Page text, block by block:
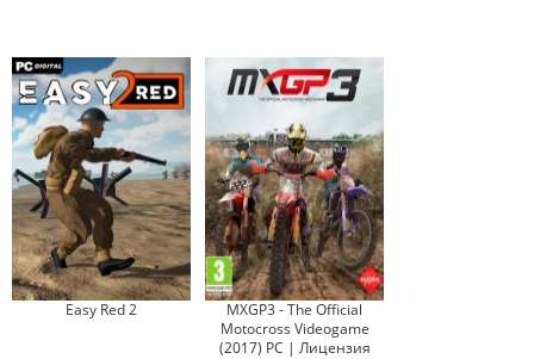
Easy Red 2
MXGP3 - The Official
Motocross Videogame
(2017) PC | Лицензия